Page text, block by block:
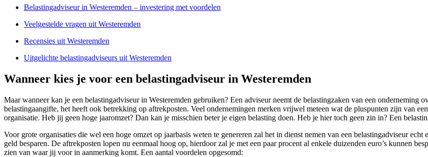
Belastingadviseur in Westeremden – investering met voordelen
Veelgestelde vragen uit Westeremden
Recensies uit Westeremden
Uitgelichte belastingadviseurs uit Westeremden
Wanneer kies je voor een belastingadviseur in Westeremden
Maar wanneer kan je een belastingadviseur in Westeremden gebruiken? Een adviseur neemt de belastingzaken van een onderneming
belastingaangifte, het heeft ook betrekking op aftrekposten. Veel ondernemingen merken vrijwel meteen wat de pluspunten zijn van
organisatie. Heb jij geen hoge jaaromzet? Dan kan je misschien beter je eigen belasting doen. Heb je hier toch geen zin in? Een
Voor grote organisaties die wel een hoge omzet op jaarbasis weten te genereren zal het in dienst nemen van een belastingadviseur
geld besparen. De aftrekposten lopen nu eenmaal hoog op, hierdoor zal je met een paar procent al enkele duizenden euro’s kunnen
zien van waar jij voor in aanmerking komt. Een aantal voordelen opgesomd: